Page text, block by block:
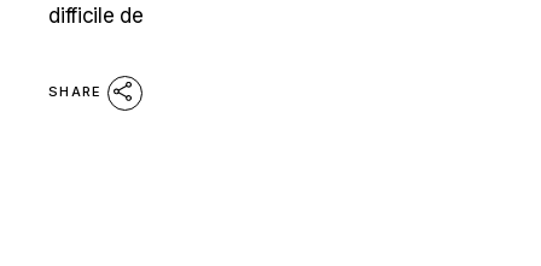
difficile de
SHARE